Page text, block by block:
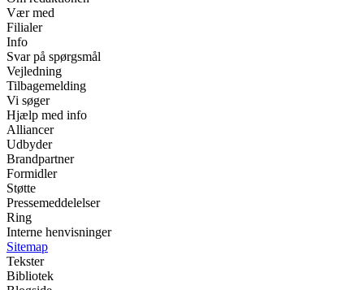
Vær med
Filialer
Info
Svar på spørgsmål
Vejledning
Tilbagemelding
Vi søger
Hjælp med info
Alliancer
Udbyder
Brandpartner
Formidler
Støtte
Pressemeddelelser
Ring
Interne henvisninger
Sitemap
Tekster
Bibliotek